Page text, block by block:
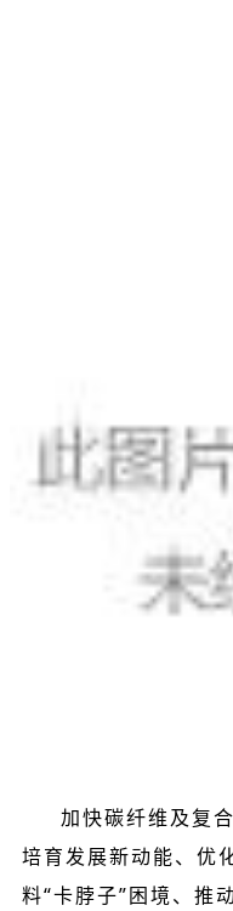
加快碳纤维及复
培育发展新动能、优
料“卡脖子”困境、推